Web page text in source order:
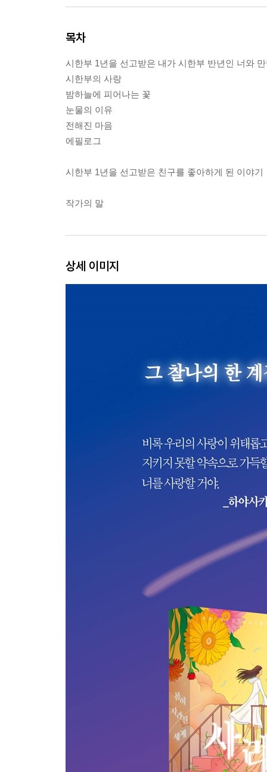
목차
시한부 1년을 선고받은 내가 시한부 반년인 너와
시한부의 사랑
밤하늘에 피어나는 꽃
눈물의 이유
전해진 마음
에필로그
시한부 1년을 선고받은 친구를 좋아하게 된 이야기
작가의 말
상세 이미지